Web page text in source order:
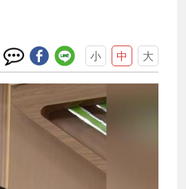
小 中 大